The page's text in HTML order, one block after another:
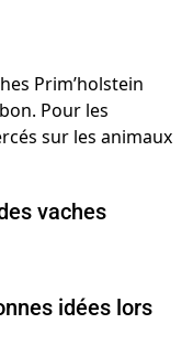
vaches
idées lors